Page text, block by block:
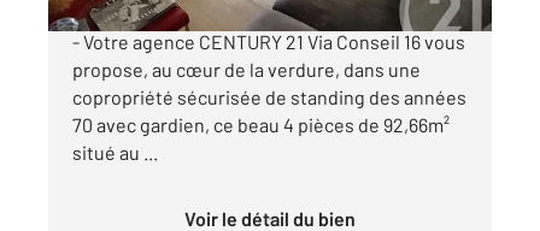
AVENUE DE VERSAILLES / PARENT DE ROSAN
- Votre agence CENTURY 21 Via Conseil 16 vous
propose, au cœur de la verdure, dans une
copropriété sécurisée de standing des années
70 avec gardien, ce beau 4 pièces de 92,66m²
situé au ...
Voir le détail du bien